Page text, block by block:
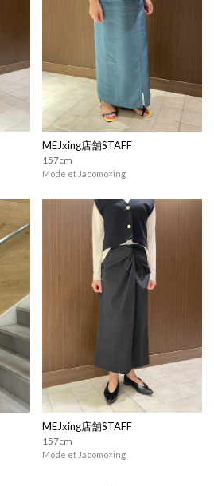
MEJxing店舗STAFF
157cm
Mode et Jacomo×ing
MEJxing店舗STAFF
157cm
Mode et Jacomo×ing